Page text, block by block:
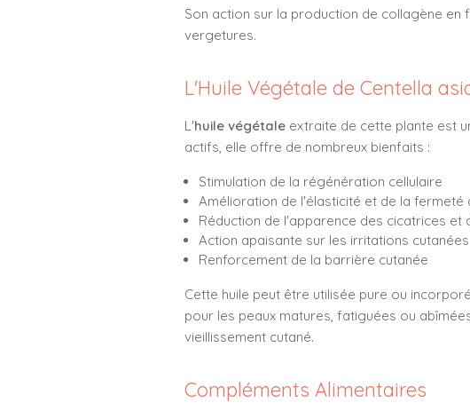
Son action sur la production de collagène
vergetures.
L'Huile Végétale de Centella
L'huile végétale extraite de cette plante est
actifs, elle offre de nombreux bienfaits :
Stimulation de la régénération cellulaire
Amélioration de l'élasticité et de la fermeté
Réduction de l'apparence des cicatrices et
Action apaisante sur les irritations cutanées
Renforcement de la barrière cutanée
Cette huile peut être utilisée pure ou
pour les peaux matures, fatiguées ou
vieillissement cutané.
Compléments Alimentaires